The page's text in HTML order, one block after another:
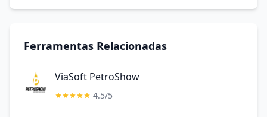
Ferramentas Relacionadas
ViaSoft PetroShow
4.5/5